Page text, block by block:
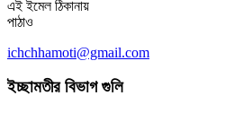
এই ইমেল ঠিকানায়
পাঠাও
ichchhamoti@gmail.com
ইচ্ছামতীর বিভাগ গুলি